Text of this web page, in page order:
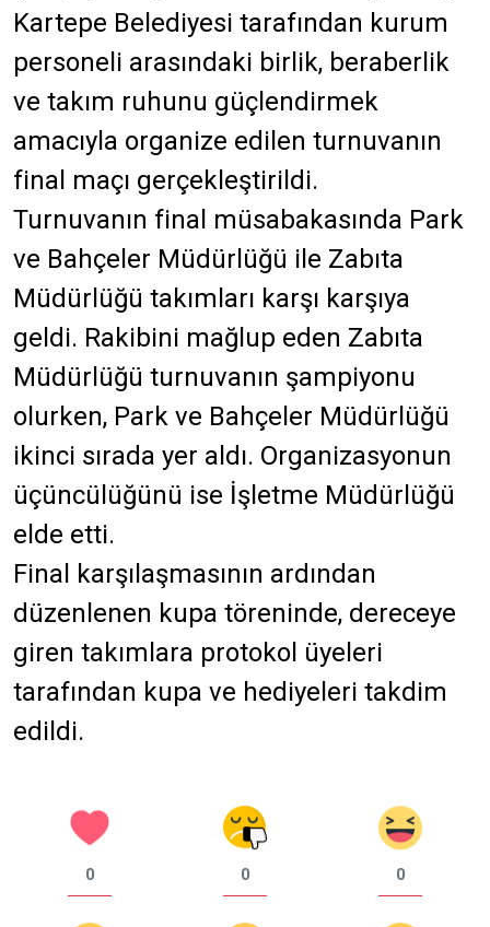
Kartepe Belediyesi tarafından kurum
personeli arasındaki birlik, beraberlik
ve takım ruhunu güçlendirmek
amacıyla organize edilen turnuvanın
final maçı gerçekleştirildi.
Turnuvanın final müsabakasında Park
ve Bahçeler Müdürlüğü ile Zabıta
Müdürlüğü takımları karşı karşıya
geldi. Rakibini mağlup eden Zabıta
Müdürlüğü turnuvanın şampiyonu
olurken, Park ve Bahçeler Müdürlüğü
ikinci sırada yer aldı. Organizasyonun
üçüncülüğünü ise İşletme Müdürlüğü
elde etti.
Final karşılaşmasının ardından
düzenlenen kupa töreninde, dereceye
giren takımlara protokol üyeleri
tarafından kupa ve hediyeleri takdim
edildi.
0 0 0